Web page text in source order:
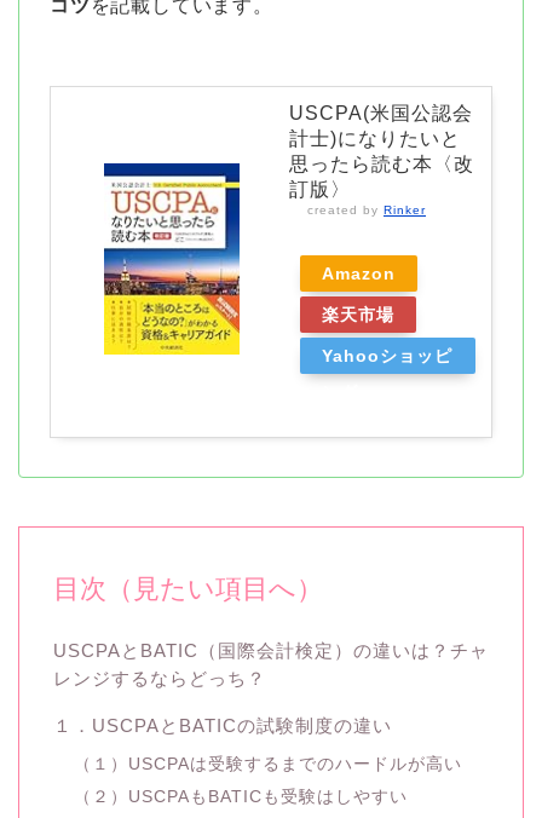
コツ を記載しています。
USCPA(米国公認会
計士)になりたいと
思ったら読む本〈改
訂版〉
created by Rinker
Amazon
楽天市場
Yahooショッピ
目次（見たい項目へ）
USCPAとBATIC（国際会計検定）の違いは？チャ
レンジするならどっち？
１．USCPAとBATICの試験制度の違い
（１）USCPAは受験するまでのハードルが高い
（２）USCPAもBATICも受験はしやすい